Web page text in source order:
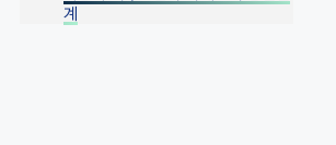
계